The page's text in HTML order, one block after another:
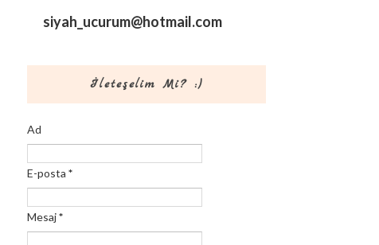
siyah_ucurum@hotmail.com
İleteşelim Mi? :)
Ad
E-posta *
Mesaj*